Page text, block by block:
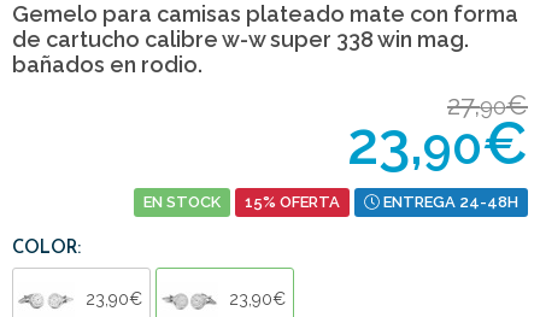
Gemelo para camisas plateado mate con forma
de cartucho calibre w-w super 338 win mag.
bañados en rodio.
27,90€
23,90€
EN STOCK 15% OFERTA ENTREGA 24-48H
COLOR:
23,90€ 23,90€